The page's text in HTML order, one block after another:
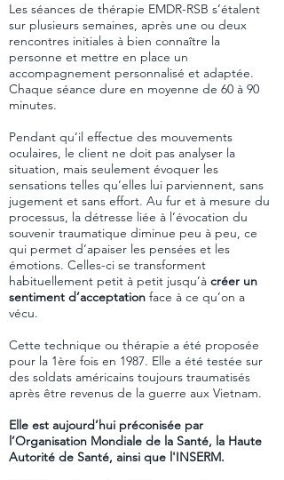
Les séances de thérapie EMDR-RSB s’étalent
sur plusieurs semaines, après une ou deux
rencontres initiales à bien connaître la
personne et mettre en place un
accompagnement personnalisé et adaptée.
Chaque séance dure en moyenne de 60 à 90
minutes.
Pendant qu’il effectue des mouvements
oculaires, le client ne doit pas analyser la
situation, mais seulement évoquer les
sensations telles qu’elles lui parviennent, sans
jugement et sans effort. Au fur et à mesure du
processus, la détresse liée à l’évocation du
souvenir traumatique diminue peu à peu, ce
qui permet d’apaiser les pensées et les
émotions. Celles-ci se transforment
habituellement petit à petit jusqu’à créer un
sentiment d’acceptation face à ce qu’on a
vécu.
Cette technique ou thérapie a été proposée
pour la 1ère fois en 1987. Elle a été testée sur
des soldats américains toujours traumatisés
après être revenus de la guerre aux Vietnam.
Elle est aujourd’hui préconisée par
l’Organisation Mondiale de la Santé, la Haute
Autorité de Santé, ainsi que l'INSERM.